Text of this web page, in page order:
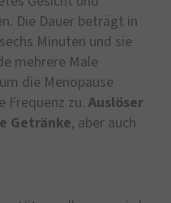
Die Dauer beträgt in
Minuten und sie
mehrere Male
die Menopause
zu. Auslöser
Getränke, aber auch